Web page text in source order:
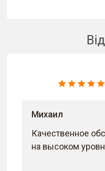
Михаил
Качественное
на высоком